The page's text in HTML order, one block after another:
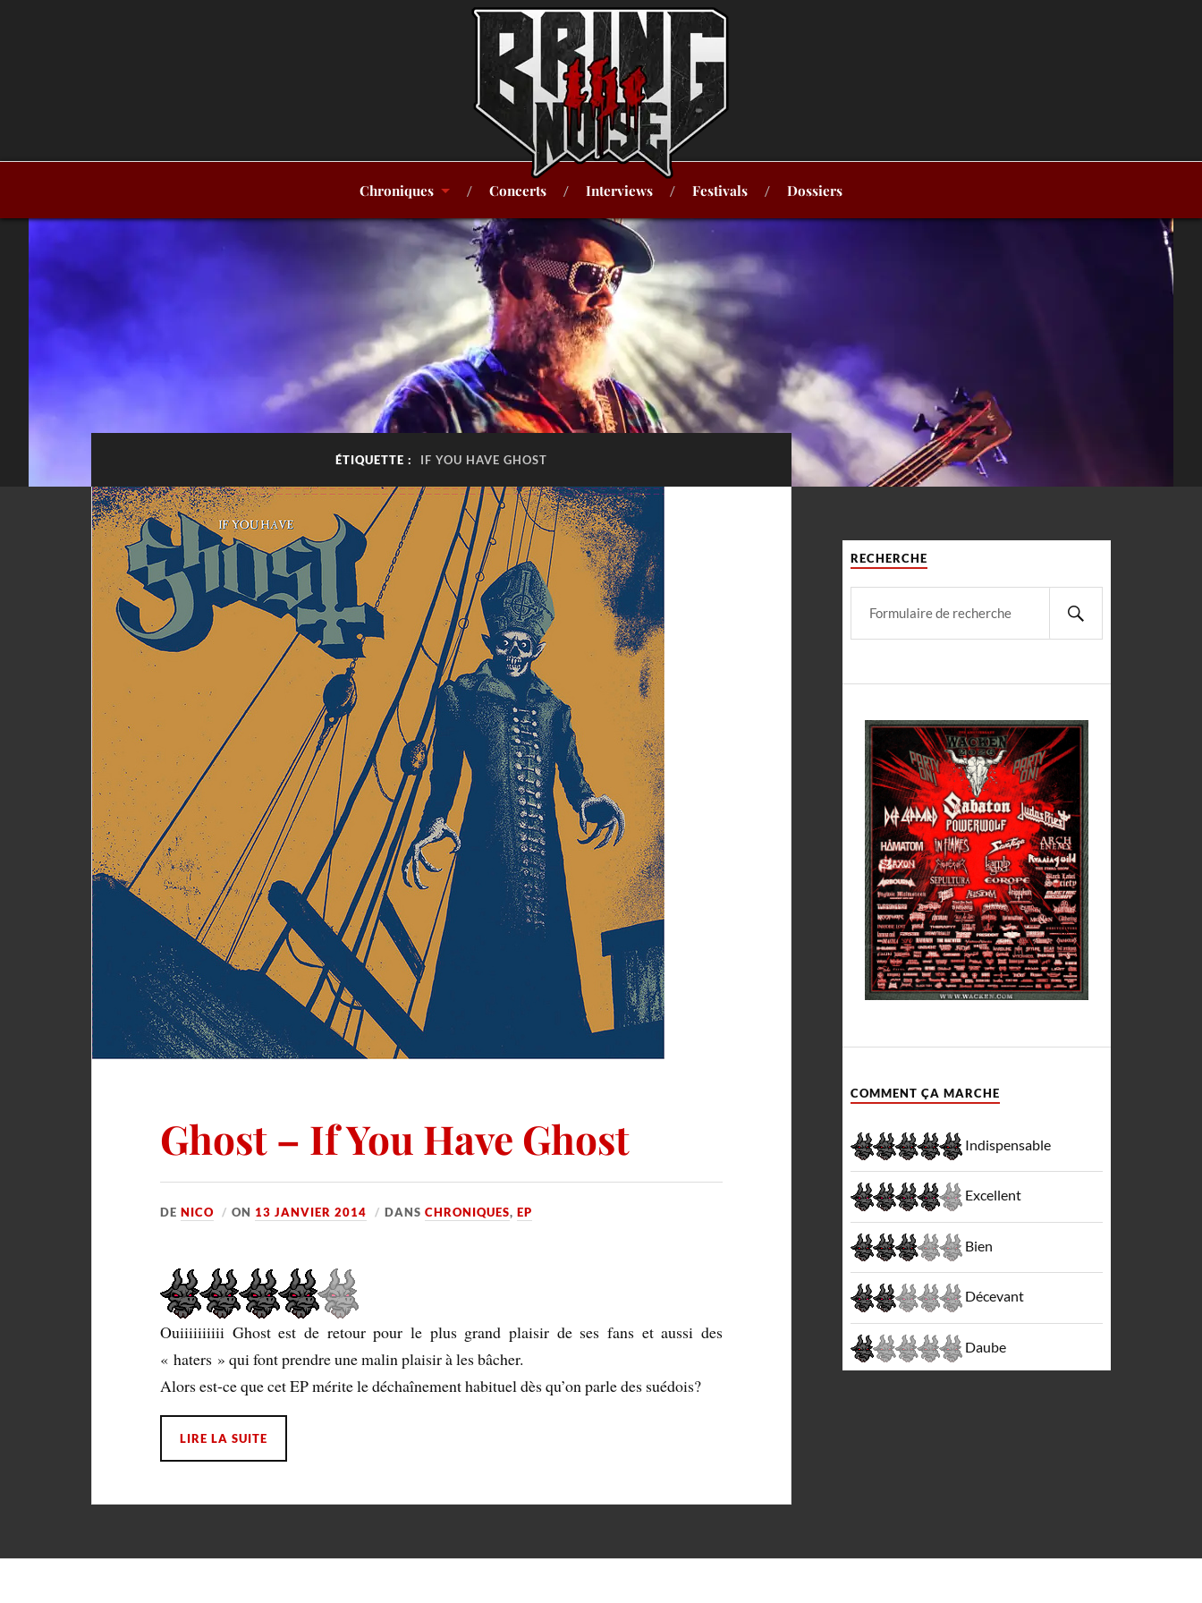
Chroniques Concerts Interviews Festivals Dossiers
ÉTIQUETTE : IF YOU HAVE GHOST
Ghost – If You Have Ghost
DENICO ON 13 JANVIER 2014 DANSCHRONIQUES,EP
Ouiiiiiiiiii Ghost est de retour pour le plus grand plaisir de ses fans et aussi des
« haters » qui font prendre une malin plaisir à les bâcher.
Alors est-ce que cet EP mérite le déchaînement habituel dès qu’on parle des suédois?
LIRE LA SUITE
RECHERCHE
COMMENT ÇA MARCHE
Indispensable
Excellent
Bien
Décevant
Daube